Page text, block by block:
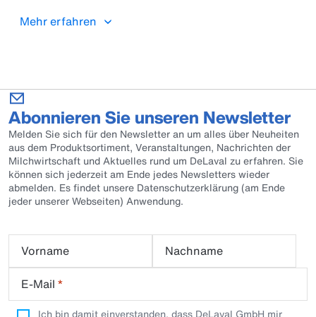
Mehr erfahren
Abonnieren Sie unseren Newsletter
Melden Sie sich für den Newsletter an um alles über Neuheiten
aus dem Produktsortiment, Veranstaltungen, Nachrichten der
Milchwirtschaft und Aktuelles rund um DeLaval zu erfahren. Sie
können sich jederzeit am Ende jedes Newsletters wieder
abmelden. Es findet unsere Datenschutzerklärung (am Ende
jeder unserer Webseiten) Anwendung.
Vorname
Nachname
E-Mail *
Ich bin damit einverstanden, dass DeLaval GmbH mir